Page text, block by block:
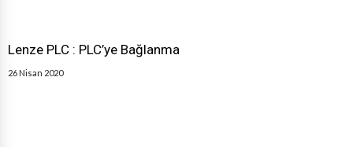
Lenze PLC : PLC’ye Bağlanma
26 Nisan 2020